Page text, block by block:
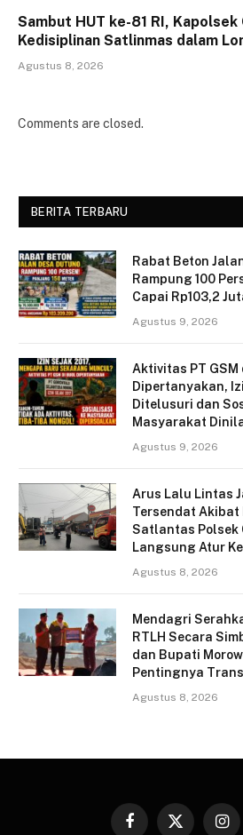
Sambut HUT ke-81 RI,
Kedisiplinan Satlinmas dalam
Agustus 8, 2026
Comments are closed.
BERITA TERBARU
Rabat Beton
Rampung 100
Capai Rp103,2
Agustus 9, 2026
Aktivitas PT GSM
Dipertanyakan,
Ditelusuri dan
Masyarakat
Agustus 9, 2026
Arus Lalu Lintas
Tersendat
Satlantas Polsek
Langsung Atur
Agustus 8, 2026
Mendagri
RTLH Secara
dan Bupati
Pentingnya
Agustus 8, 2026
Facebook
X